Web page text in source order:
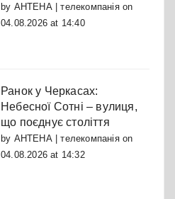
by АНТЕНА | телекомпаніяon
04.08.2026 at 14:40
Ранок у Черкасах:
Небесної Сотні – вулиця,
що поєднує століття
by АНТЕНА | телекомпаніяon
04.08.2026 at 14:32